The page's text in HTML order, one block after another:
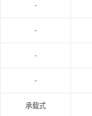
-
-
-
-
承载式